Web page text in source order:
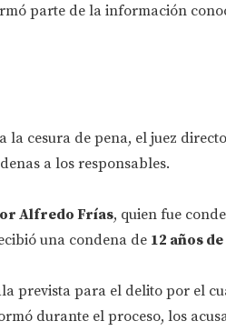
parte de la información
la cesura de pena, el juez
a los responsables.
Alfredo Frías, quien fue
una condena de 12 años
prevista para el delito por el
durante el proceso, los